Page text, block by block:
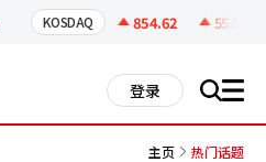
KOSDAQ 854.62 55.81
登录 搜 all
主页 热门话题